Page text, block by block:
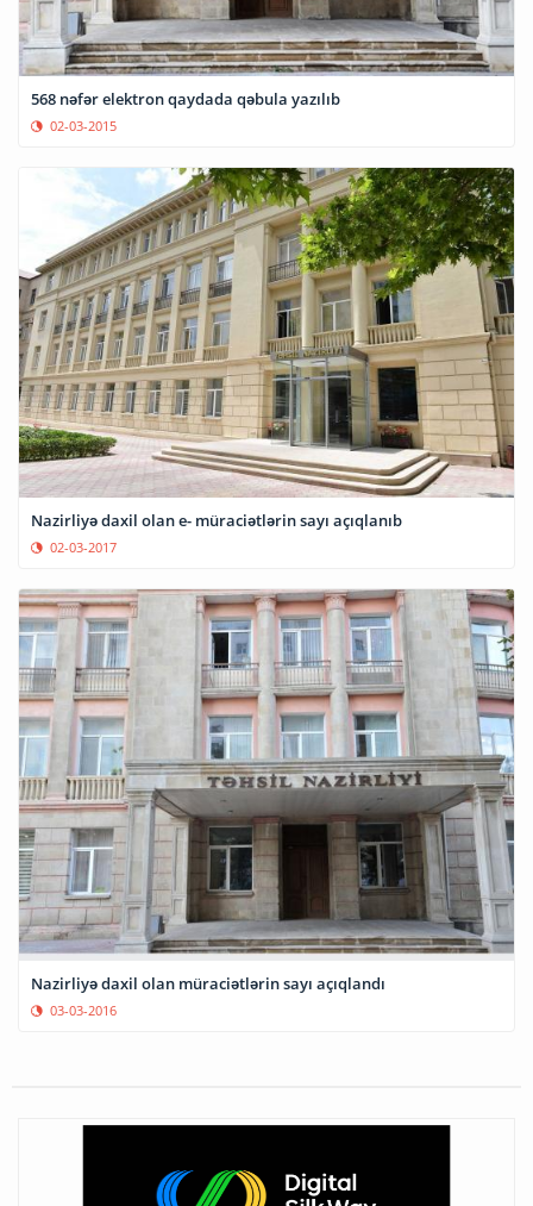
568 nəfər elektron qaydada qəbula yazılıb
02-03-2015
Nazirliyə daxil olan e- müraciətlərin sayı açıqlanıb
02-03-2017
Nazirliyə daxil olan müraciətlərin sayı açıqlandı
03-03-2016